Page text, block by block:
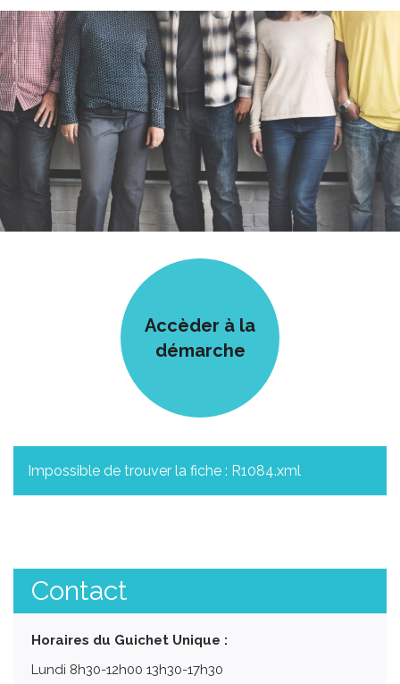
Accèder à la
démarche
Impossible de trouver la fiche : R1084.xml
Contact
Horaires du Guichet Unique :
Lundi 8h30-12h00 13h30-17h30